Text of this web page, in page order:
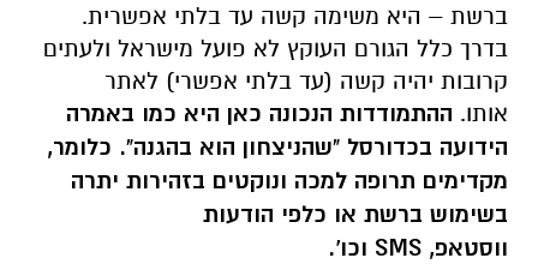
ברשת – היא משימה קשה עד בלתי אפשרית.
בדרך כלל הגורם העוקץ לא פועל מישראל ולעתים
קרובות יהיה קשה (עד בלתי אפשרי) לאתר
אותו. ההתמודדות הנכונה כאן היא כמו באמרה
הידועה בכדורסל "שהניצחון הוא בהגנה". כלומר,
מקדימים תרופה למכה ונוקטים בזהירות יתרה
בשימוש ברשת או כלפי הודעות
ווסטאפ, SMS וכו'.